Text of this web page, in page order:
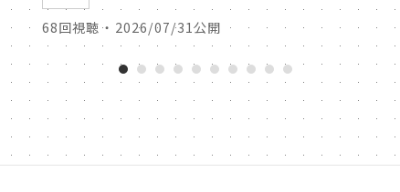
68回視聴 ・ 2026/07/31公開